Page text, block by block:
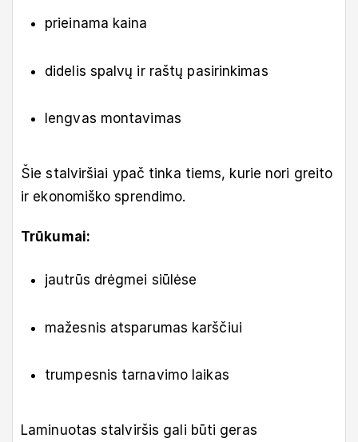
prieinama kaina
didelis spalvų ir raštų pasirinkimas
lengvas montavimas
Šie stalviršiai ypač tinka tiems, kurie nori greito
ir ekonomiško sprendimo.
Trūkumai:
jautrūs drėgmei siūlėse
mažesnis atsparumas karščiui
trumpesnis tarnavimo laikas
Laminuotas stalviršis gali būti geras